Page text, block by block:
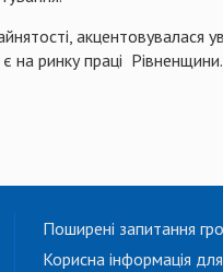
акцентовувалася
є на ринку праці Рівненщини.
Поширені запитання
Корисна інформація